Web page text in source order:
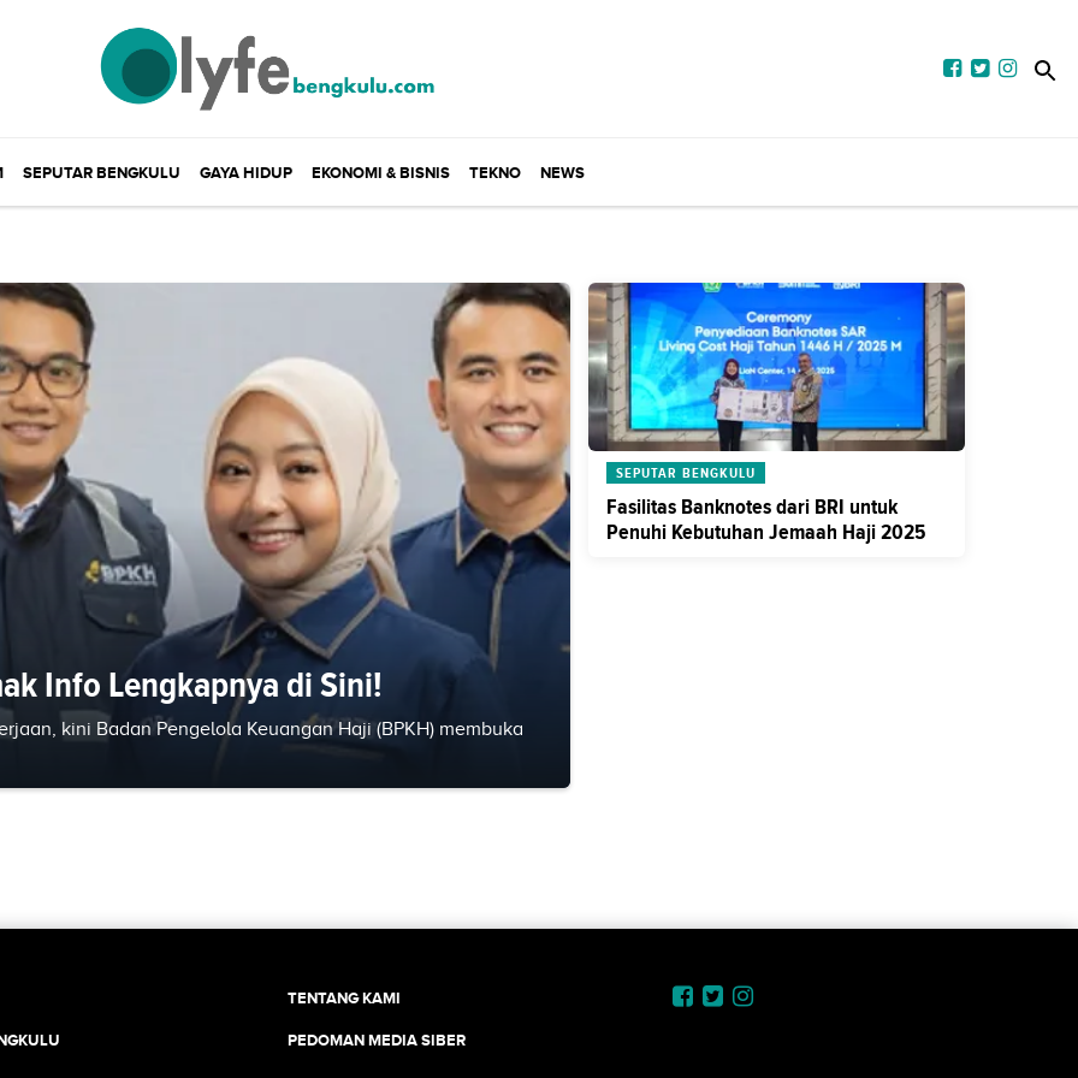
SEPUTAR BENGKULU GAYA HIDUP EKONOMI & BISNIS TEKNO NEWS
Info Lengkapnya di Sini!
kini Badan Pengelola Keuangan Haji (BPKH) membuka
SEPUTAR BENGKULU
Fasilitas Banknotes dari BRI untuk
Penuhi Kebutuhan Jemaah Haji 2025
TENTANG KAMI
PEDOMAN MEDIA SIBER